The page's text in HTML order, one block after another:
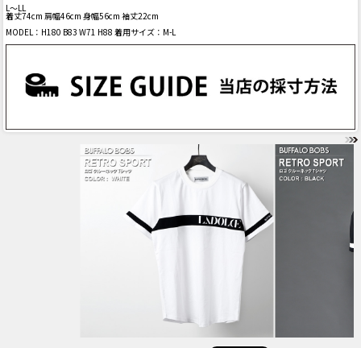
L～LL
着丈74cm 肩幅46cm 身幅56cm 袖丈22cm
MODEL：H180 B83 W71 H88 着用サイズ：M-L